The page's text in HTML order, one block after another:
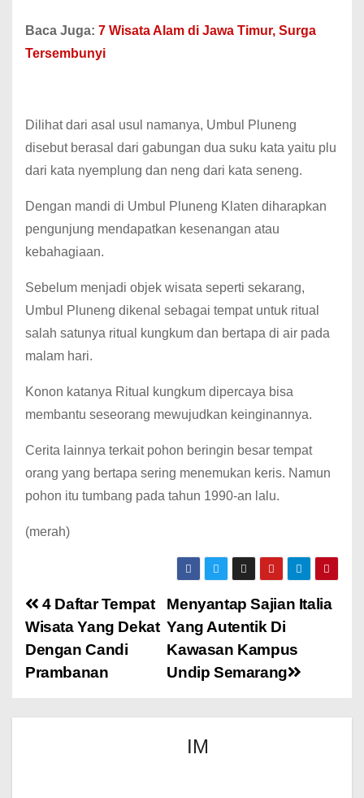
Baca Juga: 7 Wisata Alam di Jawa Timur, Surga
Tersembunyi
Dilihat dari asal usul namanya, Umbul Pluneng
disebut berasal dari gabungan dua suku kata yaitu plu
dari kata nyemplung dan neng dari kata seneng.
Dengan mandi di Umbul Pluneng Klaten diharapkan
pengunjung mendapatkan kesenangan atau
kebahagiaan.
Sebelum menjadi objek wisata seperti sekarang,
Umbul Pluneng dikenal sebagai tempat untuk ritual
salah satunya ritual kungkum dan bertapa di air pada
malam hari.
Konon katanya Ritual kungkum dipercaya bisa
membantu seseorang mewujudkan keinginannya.
Cerita lainnya terkait pohon beringin besar tempat
orang yang bertapa sering menemukan keris. Namun
pohon itu tumbang pada tahun 1990-an lalu.
(merah)
Menyantap Sajian Italia
Yang Autentik Di
Kawasan Kampus
Undip Semarang
4 Daftar Tempat
Wisata Yang Dekat
Dengan Candi
Prambanan
IM